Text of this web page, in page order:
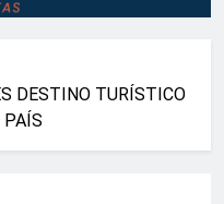
DESTINO TURÍSTICO
PAÍS